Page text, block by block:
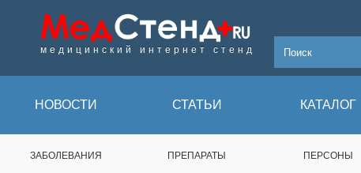
медицинский интернет стенд
НОВОСТИ СТАТЬИ КАТАЛОГ
ЗАБОЛЕВАНИЯ ПРЕПАРАТЫ ПЕРСОНЫ